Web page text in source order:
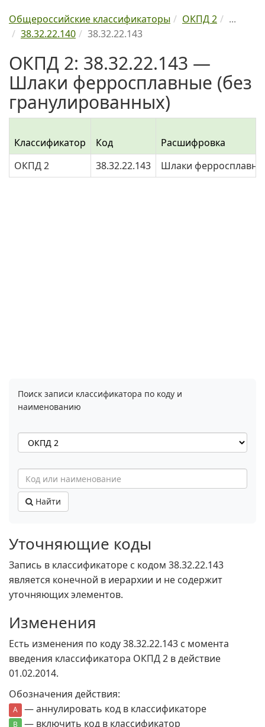
Общероссийские классификаторы ОКПД 2
...
38.32.22.140
38.32.22.143
ОКПД 2: 38.32.22.143 —
Шлаки ферросплавные (без
гранулированных)
Классификатор Код
Расшифровка
ОКПД 2
38.32.22.143 Шлаки
Поиск записи классификатора по коду и
наименованию
Найти
Уточняющие коды
Запись в классификаторе с кодом 38.32.22.143
является конечной в иерархии и не содержит
уточняющих элементов.
Изменения
Есть изменения по коду 38.32.22.143 c момента
введения классификатора ОКПД 2 в действие
01.02.2014.
Обозначения действия:
А — аннулировать код в классификаторе
В
— включить код в классификатор